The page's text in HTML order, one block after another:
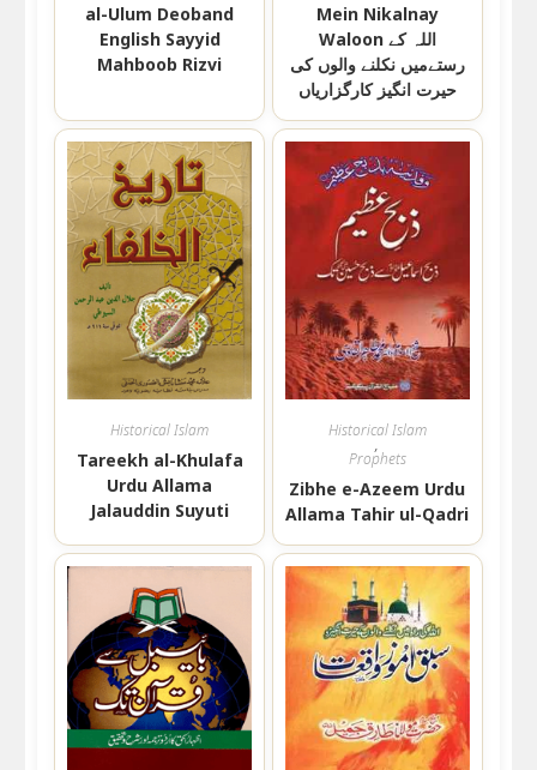
al-Ulum Deoband
English Sayyid
Mahboob Rizvi
Mein Nikalnay
Waloon اللہ کے
رستےمیں نکلنے والوں کی
حیرت انگیز کارگزاریاں
Historical Islam
Tareekh al-Khulafa
Urdu Allama
Jalauddin Suyuti
Historical Islam
,
Prophets
Zibhe e-Azeem Urdu
Allama Tahir ul-Qadri